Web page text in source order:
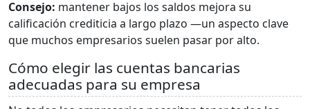
Consejo: mantener bajos los saldos mejora su
calificación crediticia a largo plazo —un aspecto clave
que muchos empresarios suelen pasar por alto.
Cómo elegir las cuentas bancarias
adecuadas para su empresa